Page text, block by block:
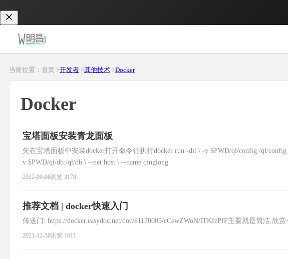
当前位置：首页 >开发者 >其他技术 >Docker
Docker
宝塔面板安装青龙面板
先在宝塔面板中安装docker打开命令行执行docker run -dit \ -v $PWD/ql/config:/ql/
v $PWD/ql/db:/ql/db \ --net host \ --name qinglong
2022-09-06浏览 3178
推荐文档 | docker快速入门
传送门: https://docker.easydoc.net/doc/81170005/cCewZWoN/lTKfePfP主要就是简洁,欣
2021-12-30浏览 1611